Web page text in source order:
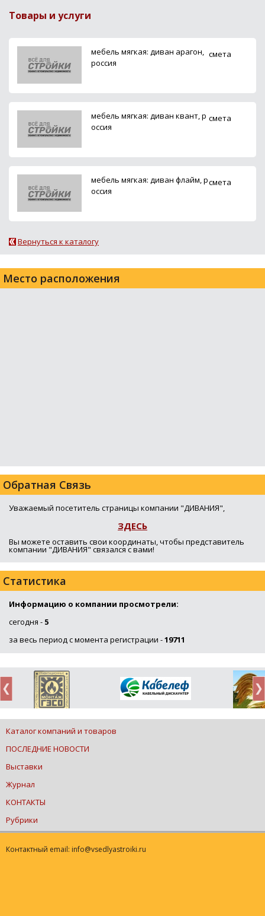
Товары и услуги
мебель мягкая: диван арагон,
россия
смета
мебель мягкая: диван квант, р
оссия
смета
мебель мягкая: диван флайм, р
оссия
смета
Вернуться к каталогу
Место расположения
Обратная Связь
Уважаемый посетитель страницы компании "ДИВАНИЯ",
ЗДЕСЬ
Вы можете оставить свои координаты, чтобы представитель
компании "ДИВАНИЯ" связался с вами!
Статистика
Информацию о компании просмотрели:
сегодня - 5
за весь период с момента регистрации -19711
Каталог компаний и товаров
ПОСЛЕДНИЕ НОВОСТИ
Выставки
Журнал
КОНТАКТЫ
Рубрики
Контактный email: info@vsedlyastroiki.ru